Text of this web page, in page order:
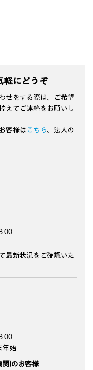
軽にどうぞ
せをする際は、ご希望
えてご連絡をお願いし
客様はこちら、法人の
最新状況をご確認いた
年始
)のお客様